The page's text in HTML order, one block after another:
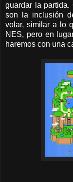
guardar la partida.
son la inclusión
volar, similar a lo
NES, pero en
haremos con una